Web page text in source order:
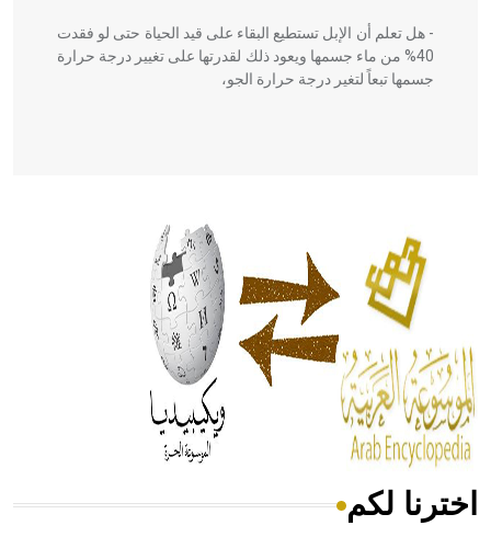
- هل تعلم أن الإبل تستطيع البقاء على قيد الحياة حتى لو فقدت
40% من ماء جسمها ويعود ذلك لقدرتها على تغيير درجة حرارة
جسمها تبعاً لتغير درجة حرارة الجو،
الحكم، الأدلة، تنظيم التغذية، ورسالته في جروح الرأس. ويعود
له الفضل بأنه حرر الطب من الدين والفلسفة.
- هل تعلم أن المرجان إفراز حيواني يتكون في البحر ويتركب
من مادة كربونات الكلسيوم، وهو أحمر أو شديد الحمرة وهو
أجود أنواعه، ويمتاز بكبر الحجم ويسمى الش
هل تعلم أن الأبسيد كلمة فرنسية اللفظ تم اعتمادها مصطلحاً
اخترنا لكم